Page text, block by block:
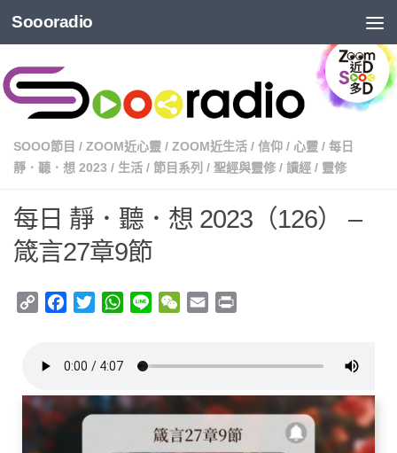
Soooradio
SOOO節目 / ZOOM近心靈 / ZOOM近生活 / 信仰 / 心靈 / 每日
靜．聽．想 2023 / 生活 / 節目系列 / 聖經與靈修 / 讀經 / 靈修
每日 靜．聽．想 2023（126） –
箴言27章9節
Copy
Facebook
TwitterWhatsApp
Line WeChat
Email